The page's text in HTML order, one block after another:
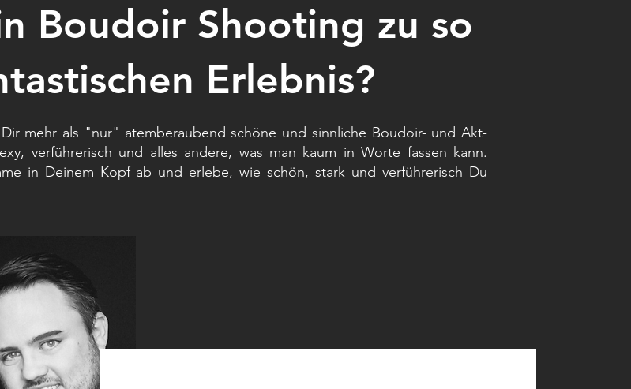
Boudoir Shooting zu so
Erlebnis?
mehr als "nur" atemberaubend schöne und sinnliche Boudoir- und Akt-
verführerisch und alles andere, was man kaum in Worte fassen kann.
in Deinem Kopf ab und erlebe, wie schön, stark und verführerisch Du